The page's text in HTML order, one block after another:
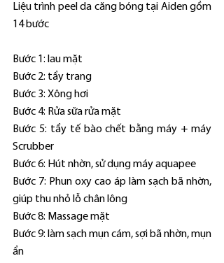
Liệu trình peel da căng bóng tại Aiden gồm
14 bước
Bước 1: lau mặt
Bước 2: tẩy trang
Bước 3: Xông hơi
Bước 4: Rửa sữa rửa mặt
Bước 5: tẩy tế bào chết bằng máy + máy
Scrubber
Bước 6: Hút nhờn, sử dụng máy aquapee
Bước 7: Phun oxy cao áp làm sạch bã nhờn,
giúp thu nhỏ lỗ chân lông
Bước 8: Massage mặt
Bước 9: làm sạch mụn cám, sợi bã nhờn, mụn
ẩn